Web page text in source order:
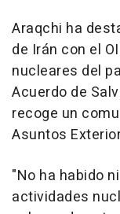
Araqchi ha
de Irán con el
nucleares del
Acuerdo de
recoge un
Asuntos
"No ha habido
actividades